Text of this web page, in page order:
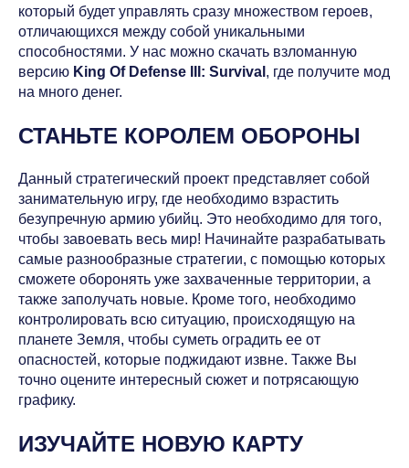
который будет управлять сразу множеством героев,
отличающихся между собой уникальными
способностями. У нас можно скачать взломанную
версию King Of Defense III: Survival , где получите мод
на много денег.
СТАНЬТЕ КОРОЛЕМ ОБОРОНЫ
Данный стратегический проект представляет собой
занимательную игру, где необходимо взрастить
безупречную армию убийц. Это необходимо для того,
чтобы завоевать весь мир! Начинайте разрабатывать
самые разнообразные стратегии, с помощью которых
сможете оборонять уже захваченные территории, а
также заполучать новые. Кроме того, необходимо
контролировать всю ситуацию, происходящую на
планете Земля, чтобы суметь оградить ее от
опасностей, которые поджидают извне. Также Вы
точно оцените интересный сюжет и потрясающую
графику.
ИЗУЧАЙТЕ НОВУЮ КАРТУ